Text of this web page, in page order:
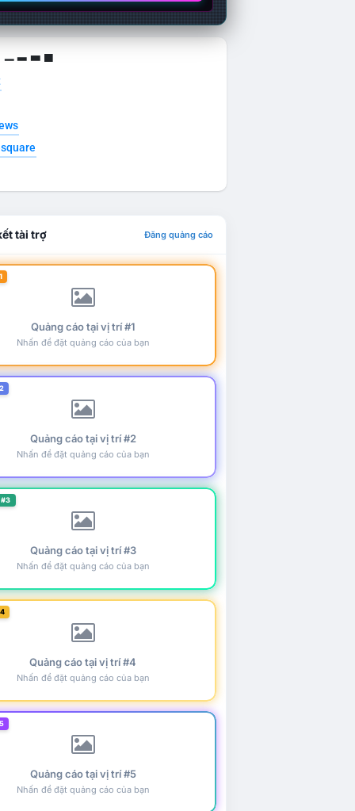
▁ ▂ ▃ ▄
tài trợ Đăng quảng cáo
Quảng cáo tại vị trí #1
Nhấn để đặt quảng cáo của bạn
Quảng cáo tại vị trí #2
Nhấn để đặt quảng cáo của bạn
Quảng cáo tại vị trí #3
Nhấn để đặt quảng cáo của bạn
Quảng cáo tại vị trí #4
Nhấn để đặt quảng cáo của bạn
Quảng cáo tại vị trí #5
Nhấn để đặt quảng cáo của bạn